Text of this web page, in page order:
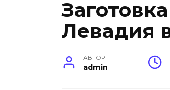
Левадия
АВТОР
admin